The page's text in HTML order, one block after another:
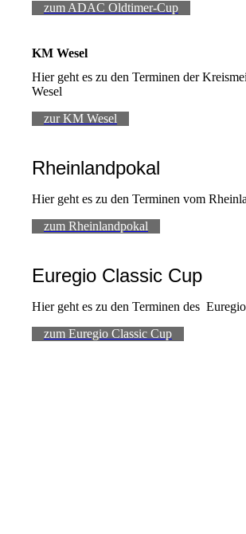
zum ADAC Oldtimer-Cup
KM Wesel
Hier geht es zu den Terminen der
Wesel
zur KM Wesel
Rheinlandpokal
Hier geht es zu den Terminen vom
zum Rheinlandpokal
Euregio Classic Cup
Hier geht es zu den Terminen des
zum Euregio Classic Cup